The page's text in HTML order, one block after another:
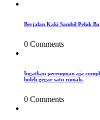
Berjalan Kaki Sambil Peluk
0 Comments
Ingatkan perempuan aja
boleh gegar satu rumah.
0 Comments